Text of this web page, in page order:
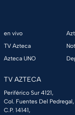
en vivo
TV Azteca
Azteca UNO
TV AZTECA
Periférico Sur 4121,
Col. Fuentes Del Pedregal,
C.P. 14141,